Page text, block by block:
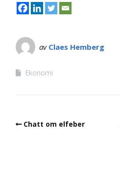
av Claes Hemberg
Ekonomi
Chatt om elfeber